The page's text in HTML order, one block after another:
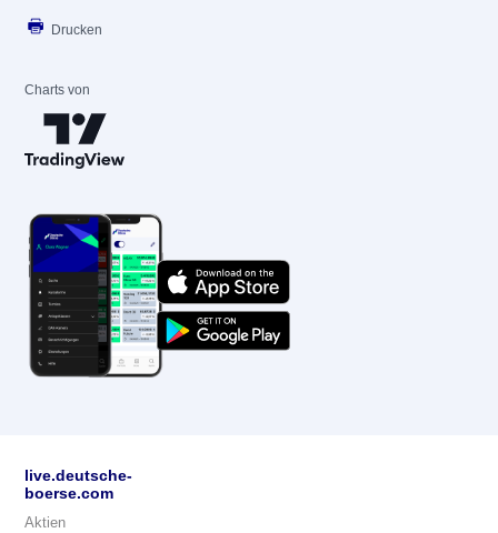
Drucken
Charts von
live.deutsche-
boerse.com
Aktien